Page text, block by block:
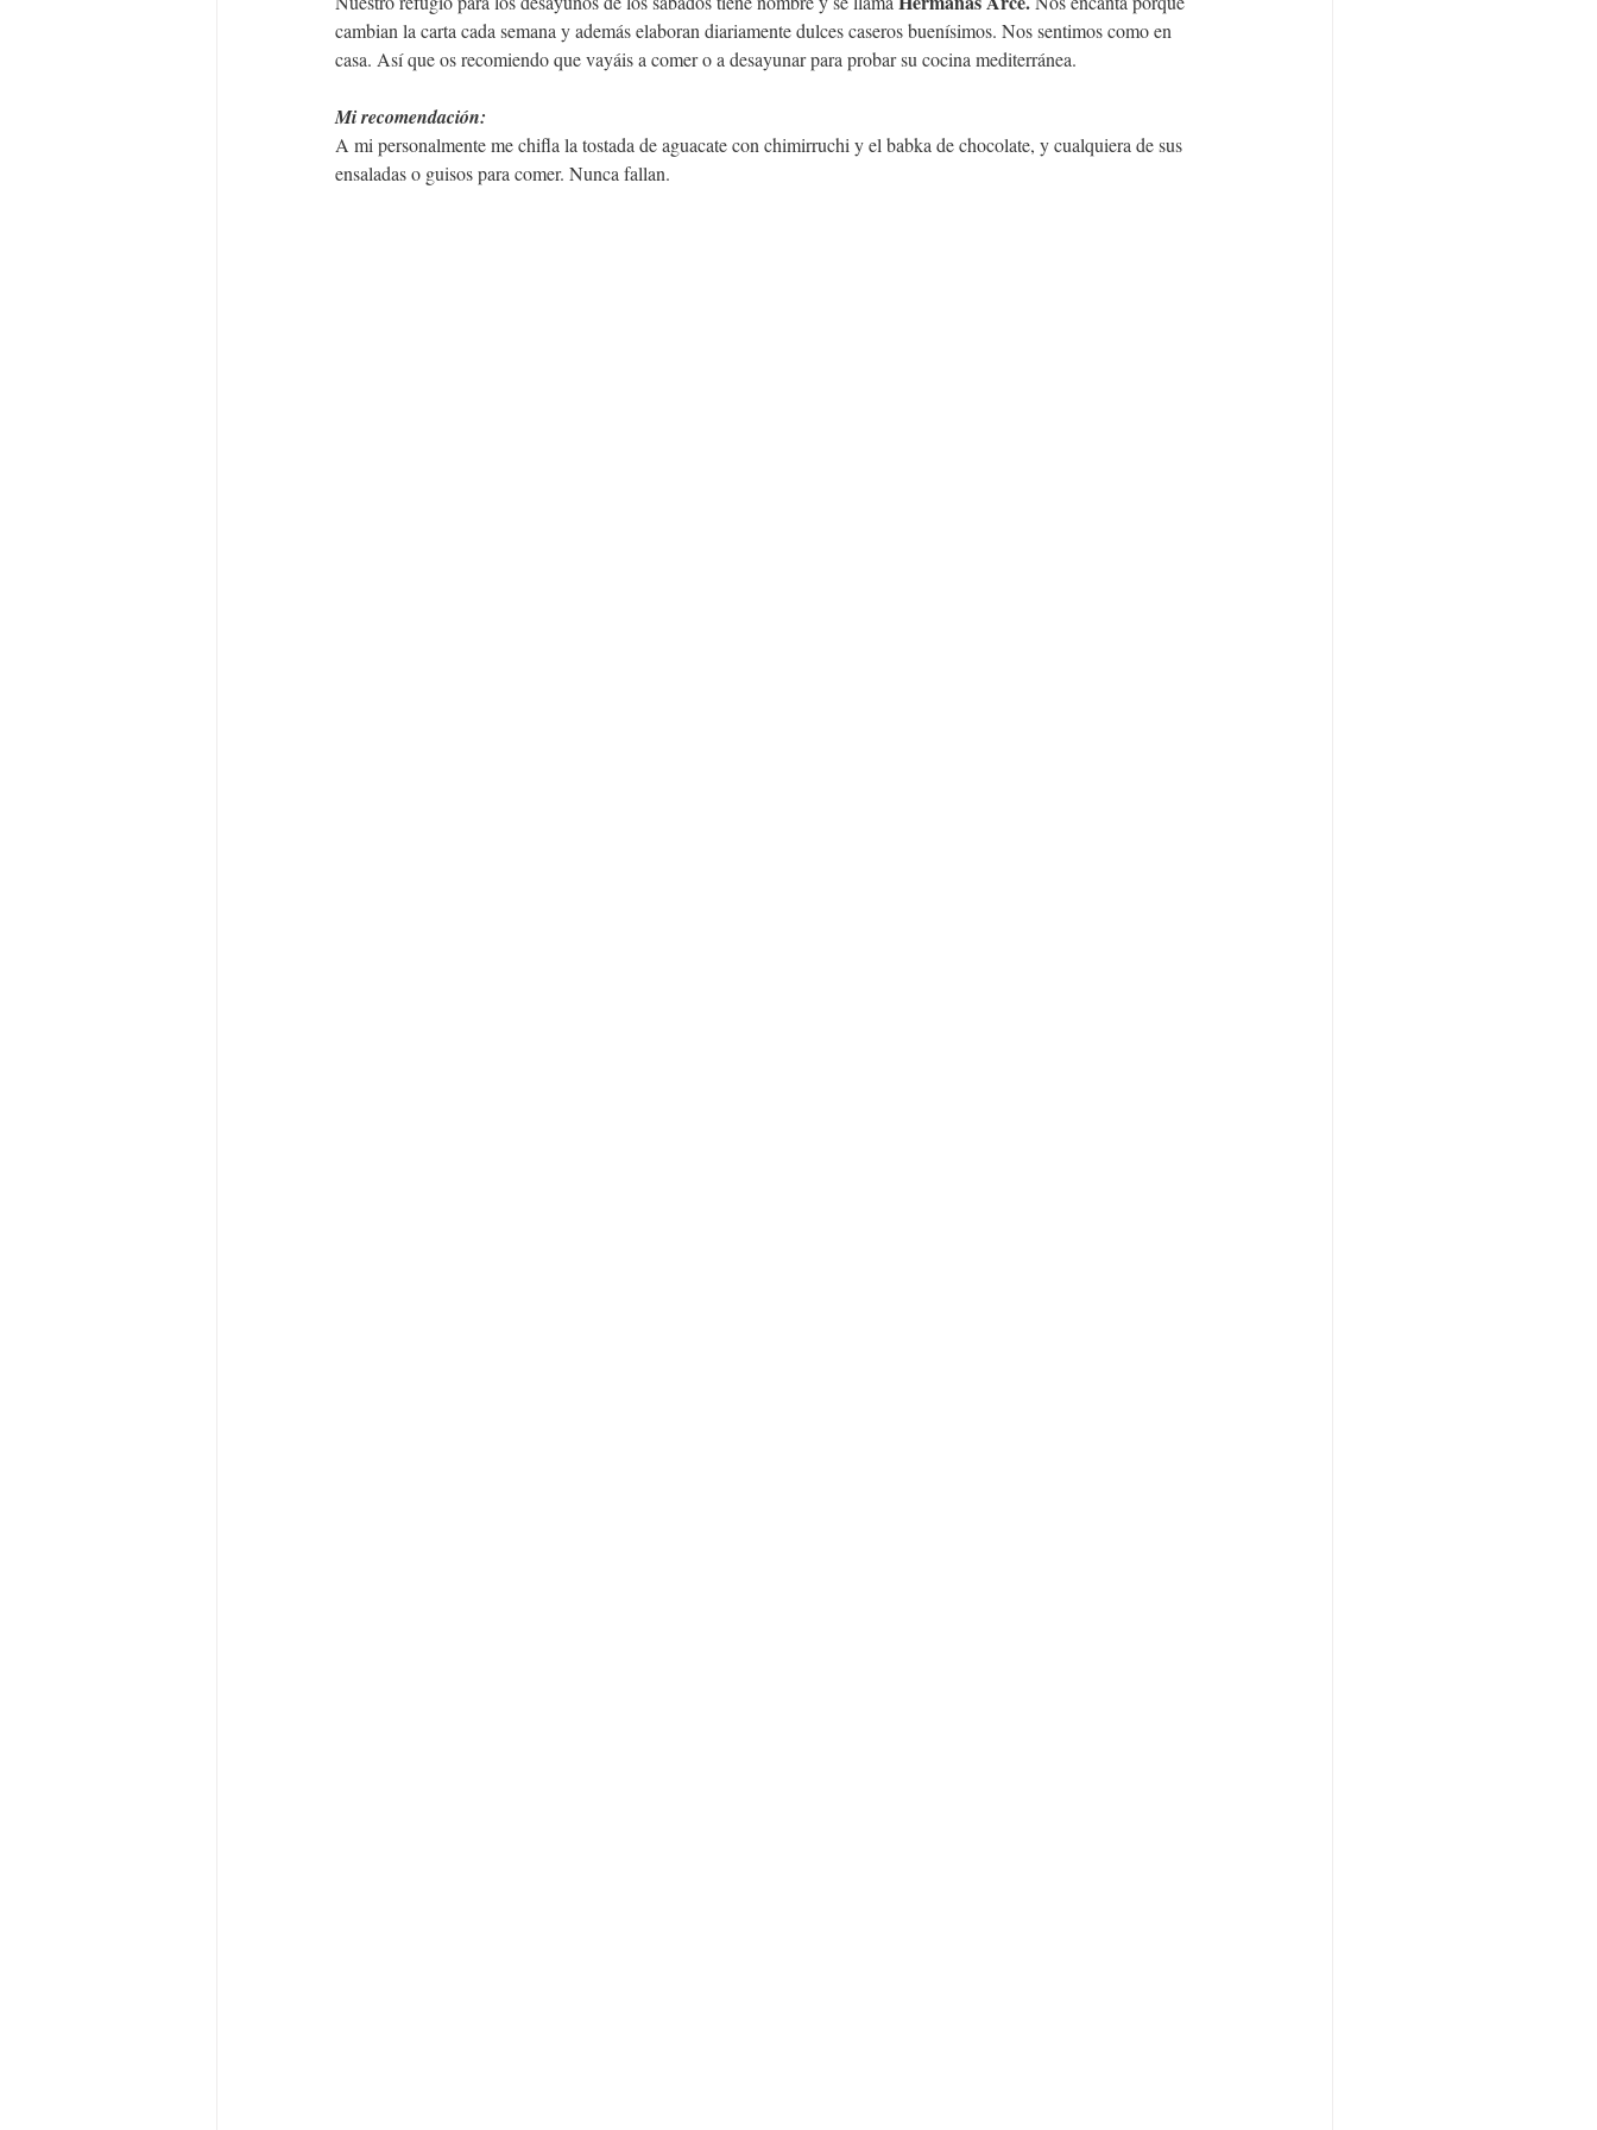
cambian la carta cada semana y además elaboran diariamente dulces caseros buenísimos. Nos sentimos como en
casa. Así que os recomiendo que vayáis a comer o a desayunar para probar su cocina mediterránea.
Mi recomendación:
A mi personalmente me chifla la tostada de aguacate con chimirruchi y el babka de chocolate, y cualquiera de sus
ensaladas o guisos para comer. Nunca fallan.